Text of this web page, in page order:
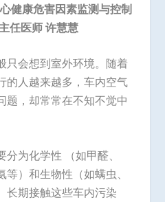
健康危害因素监测与控制
任医师 许慧慧
只会想到室外环境。随着
的人越来越多，车内空气
题，却常常在不知不觉中
为化学性 （如甲醛、
）和生物性（如螨虫、
长期接触这些车内污染